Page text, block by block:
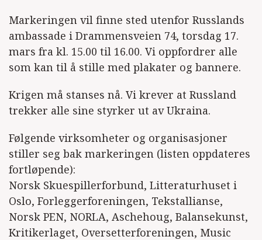
Markeringen vil finne sted utenfor Russlands
ambassade i Drammensveien 74, torsdag 17.
mars fra kl. 15.00 til 16.00. Vi oppfordrer alle
som kan til å stille med plakater og bannere.
Krigen må stanses nå. Vi krever at Russland
trekker alle sine styrker ut av Ukraina.
Følgende virksomheter og organisasjoner
stiller seg bak markeringen (listen oppdateres
fortløpende):
Norsk Skuespillerforbund, Litteraturhuset i
Oslo, Forleggerforeningen, Tekstallianse,
Norsk PEN, NORLA, Aschehoug, Balansekunst,
Kritikerlaget, Oversetterforeningen, Music